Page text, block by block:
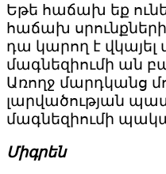
Եթե հաճախ եք
հաճախ
դա կարող է վկայել
մագնեզիումի ան
Առողջ մարդկանց
լարվածության
մագնեզիումի
Միգրեն